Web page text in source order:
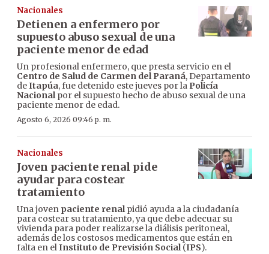
Nacionales
Detienen a enfermero por
supuesto abuso sexual de una
paciente menor de edad
Un profesional enfermero, que presta servicio en el
Centro de Salud de Carmen del Paraná, Departamento
deItapúa, fue detenido este jueves por la Policía
Nacionalpor el supuesto hecho de abuso sexual de una
paciente menor de edad.
Agosto 6, 2026 09:46 p. m.
Nacionales
Joven paciente renal pide
ayudar para costear
tratamiento
Una joven paciente renalpidió ayuda a la ciudadanía
para costear su tratamiento, ya que debe adecuar su
vivienda para poder realizarse la diálisis peritoneal,
además de los costosos medicamentos que están en
falta en elInstituto de Previsión Social(IPS).